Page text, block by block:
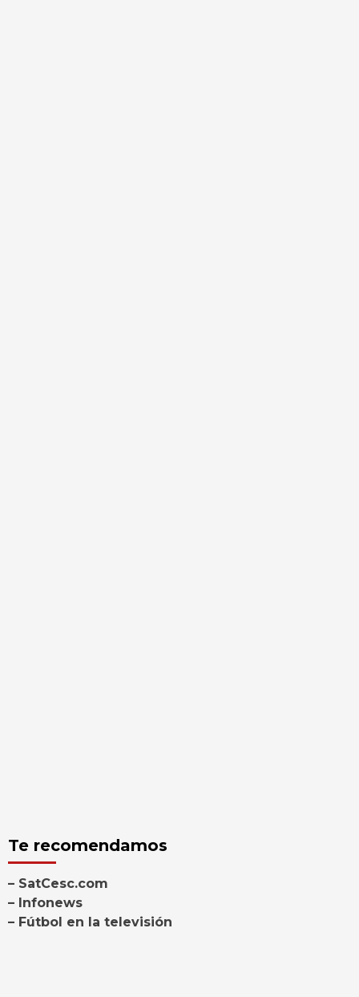
Te recomendamos
– SatCesc.com
– Infonews
– Fútbol en la televisión